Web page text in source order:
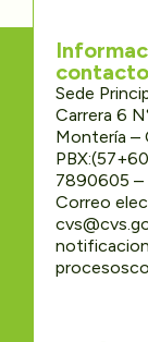
contacto
Sede
Carrera 6
Montería –
7890605
Correo